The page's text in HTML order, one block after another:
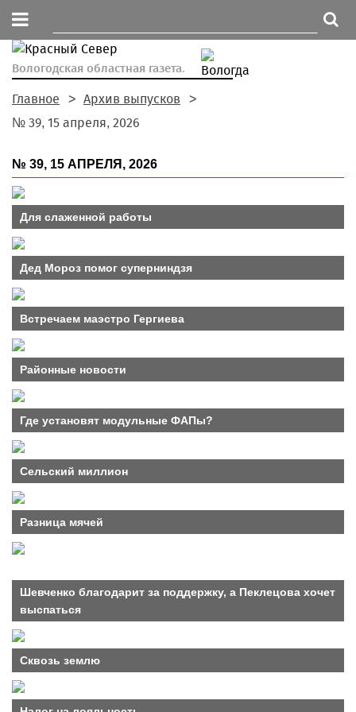
Вологодская областная газета.
Главное
Архив выпусков
№ 39, 15 апреля, 2026
№ 39, 15 АПРЕЛЯ, 2026
Для слаженной работы
Дед Мороз помог суперниндзя
Встречаем маэстро Гергиева
Районные новости
Где установят модульные ФАПы?
Сельский миллион
Разница мячей
Шевченко благодарит за поддержку, а Пеклецова хочет
выспаться
Сквозь землю